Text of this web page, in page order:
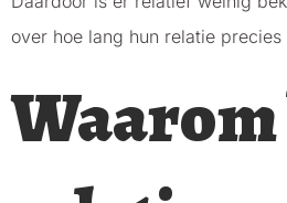
over hoe lang hun relatie precies